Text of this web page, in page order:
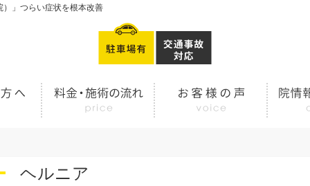
」つらい症状を根本改善
ヘルニア